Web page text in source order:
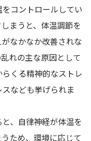
コントロールしてい
まうと、体温調節を
なかなか改善されな
れの主な原因として
くる精神的なストレ
なども挙げられま
、自律神経が体温を
ため、環境に応じて